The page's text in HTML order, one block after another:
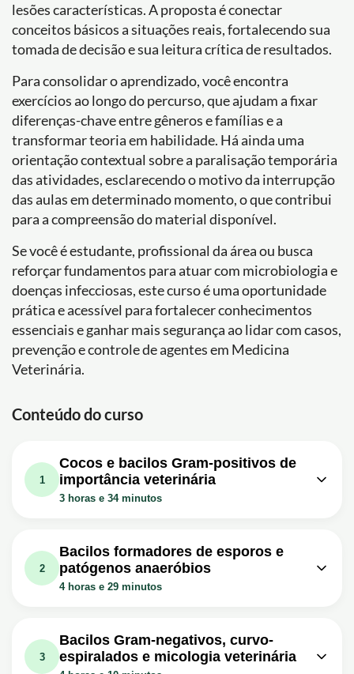
lesões características. A proposta é conectar
conceitos básicos a situações reais, fortalecendo sua
tomada de decisão e sua leitura crítica de resultados.
Para consolidar o aprendizado, você encontra
exercícios ao longo do percurso, que ajudam a fixar
diferenças-chave entre gêneros e famílias e a
transformar teoria em habilidade. Há ainda uma
orientação contextual sobre a paralisação temporária
das atividades, esclarecendo o motivo da interrupção
das aulas em determinado momento, o que contribui
para a compreensão do material disponível.
Se você é estudante, profissional da área ou busca
reforçar fundamentos para atuar com microbiologia e
doenças infecciosas, este curso é uma oportunidade
prática e acessível para fortalecer conhecimentos
essenciais e ganhar mais segurança ao lidar com casos,
prevenção e controle de agentes em Medicina
Veterinária.
Conteúdo do curso
1
Cocos e bacilos Gram-positivos de
importância veterinária
3 horas e 34 minutos
Aula #01 - Staphylococcus spp.
Exercício: _Qual é a principal característica morfológica
do gênero Staphylococcus?
Exercício: _Qual é a principal diferença morfológica entre
os estafilococos e os streptococcus?
2
Bacilos formadores de esporos e
patógenos anaeróbios
4 horas e 29 minutos
#04 - Bacillus spp.
Exercício: _Qual é a importância dos bacilos formadores
de esporos mencionados no vídeo?
3
Bacilos Gram-negativos, curvo-
espiralados e micologia veterinária